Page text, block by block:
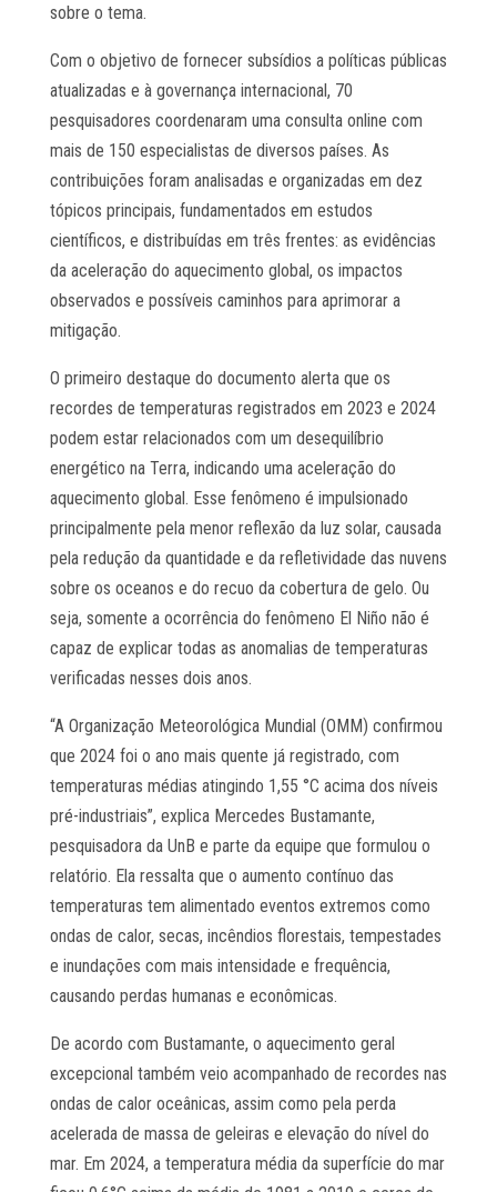
sobre o tema.
Com o objetivo de fornecer subsídios a políticas públicas
atualizadas e à governança internacional, 70
pesquisadores coordenaram uma consulta online com
mais de 150 especialistas de diversos países. As
contribuições foram analisadas e organizadas em dez
tópicos principais, fundamentados em estudos
científicos, e distribuídas em três frentes: as evidências
da aceleração do aquecimento global, os impactos
observados e possíveis caminhos para aprimorar a
mitigação.
O primeiro destaque do documento alerta que os
recordes de temperaturas registrados em 2023 e 2024
podem estar relacionados com um desequilíbrio
energético na Terra, indicando uma aceleração do
aquecimento global. Esse fenômeno é impulsionado
principalmente pela menor reflexão da luz solar, causada
pela redução da quantidade e da refletividade das nuvens
sobre os oceanos e do recuo da cobertura de gelo. Ou
seja, somente a ocorrência do fenômeno El Niño não é
capaz de explicar todas as anomalias de temperaturas
verificadas nesses dois anos.
“A Organização Meteorológica Mundial (OMM) confirmou
que 2024 foi o ano mais quente já registrado, com
temperaturas médias atingindo 1,55 °C acima dos níveis
pré-industriais”, explica Mercedes Bustamante,
pesquisadora da UnB e parte da equipe que formulou o
relatório. Ela ressalta que o aumento contínuo das
temperaturas tem alimentado eventos extremos como
ondas de calor, secas, incêndios florestais, tempestades
e inundações com mais intensidade e frequência,
causando perdas humanas e econômicas.
De acordo com Bustamante, o aquecimento geral
excepcional também veio acompanhado de recordes nas
ondas de calor oceânicas, assim como pela perda
acelerada de massa de geleiras e elevação do nível do
mar. Em 2024, a temperatura média da superfície do mar